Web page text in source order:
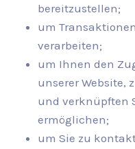
bereitzustellen;
um
verarbeiten;
um Ihnen den
unserer Website,
und verknüpften
ermöglichen;
um Sie zu